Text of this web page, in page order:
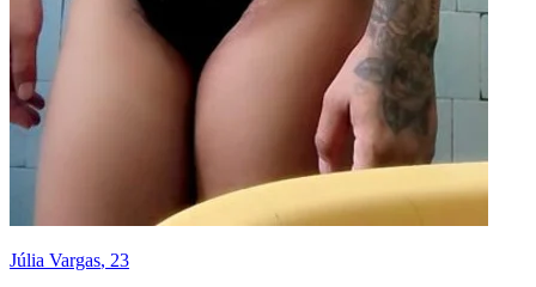
Júlia Vargas, 23